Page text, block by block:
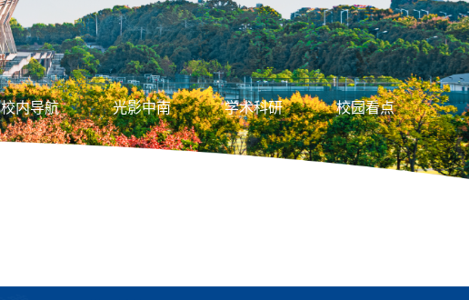
校内导航 光影中南 学术科研 校园看点